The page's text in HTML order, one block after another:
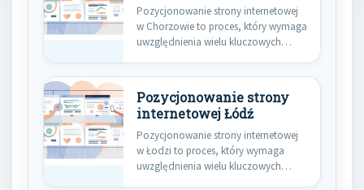
Pozycjonowanie strony internetowej
w Chorzowie to proces, który wymaga
uwzględnienia wielu kluczowych
Pozycjonowanie strony
internetowej Łódź
Pozycjonowanie strony internetowej
w Łodzi to proces, który wymaga
uwzględnienia wielu kluczowych